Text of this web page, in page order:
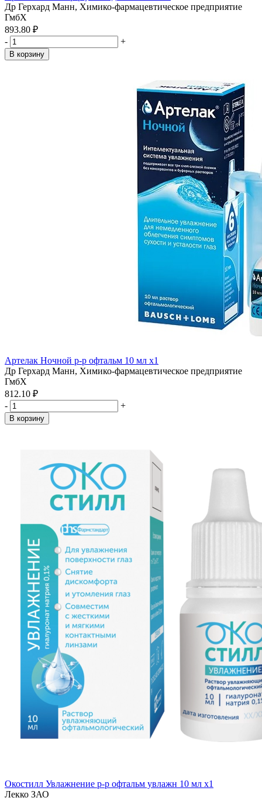
Др Герхард Манн, Химико-фармацевтическое предприятие
ГмбХ
893.80 ₽
-
+
В корзину
Артелак Ночной р-р офтальм 10 мл x1
Др Герхард Манн, Химико-фармацевтическое предприятие
ГмбХ
812.10 ₽
-
+
В корзину
Окостилл Увлажнение р-р офтальм увлажн 10 мл x1
Лекко ЗАО